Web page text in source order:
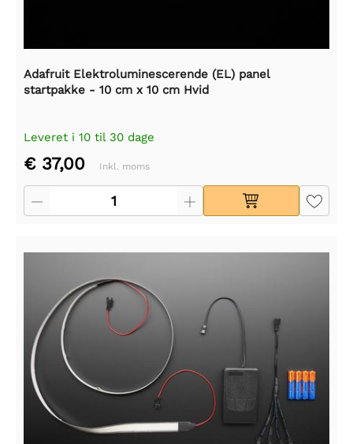
Adafruit Elektroluminescerende (EL) panel
startpakke - 10 cm x 10 cm Hvid
Leveret i 10 til 30 dage
€ 37,00 Inkl. moms